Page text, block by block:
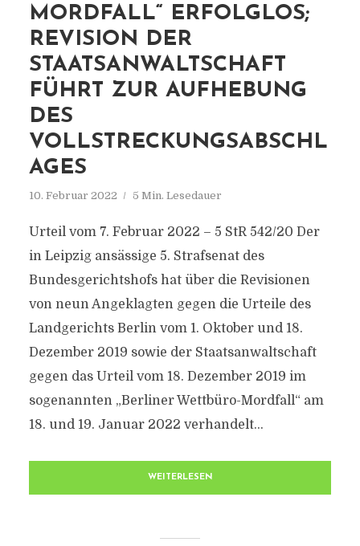
MORDFALL“ ERFOLGLOS;
REVISION DER
STAATSANWALTSCHAFT
FÜHRT ZUR AUFHEBUNG
DES
VOLLSTRECKUNGSABSCHL
AGES
10. Februar 2022 5 Min. Lesedauer
Urteil vom 7. Februar 2022 – 5 StR 542/20 Der
in Leipzig ansässige 5. Strafsenat des
Bundesgerichtshofs hat über die Revisionen
von neun Angeklagten gegen die Urteile des
Landgerichts Berlin vom 1. Oktober und 18.
Dezember 2019 sowie der Staatsanwaltschaft
gegen das Urteil vom 18. Dezember 2019 im
sogenannten „Berliner Wettbüro-Mordfall“ am
18. und 19. Januar 2022 verhandelt...
WEITERLESEN